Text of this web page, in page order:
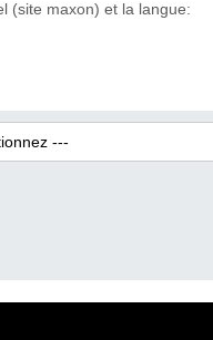
(site maxon) et la langue: